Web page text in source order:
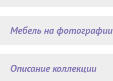
Мебель на фотографии
Описание коллекции